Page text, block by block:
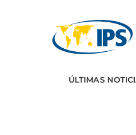
ÚLTIMAS